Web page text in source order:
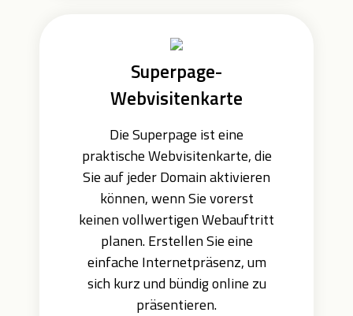
Superpage-
Webvisitenkarte
Die Superpage ist eine
praktische Webvisitenkarte, die
Sie auf jeder Domain aktivieren
können, wenn Sie vorerst
keinen vollwertigen Webauftritt
planen. Erstellen Sie eine
einfache Internetpräsenz, um
sich kurz und bündig online zu
präsentieren.